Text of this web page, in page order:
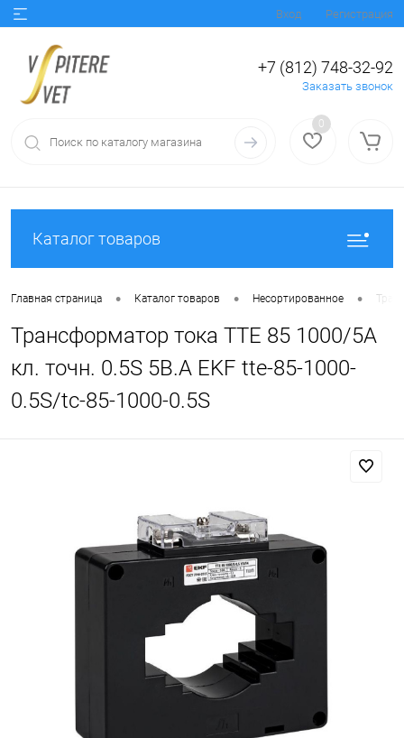
Вход Регистрация
+7 (812) 748-32-92
Заказать звонок
0
Каталог товаров
Главная страница • Каталог товаров • Несортированное •
Трансформатор тока ТТЕ 85 1000/5А
кл. точн. 0.5S 5В.А EKF tte-85-1000-
0.5S/tc-85-1000-0.5S